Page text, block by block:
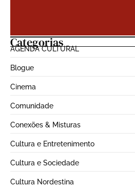
Categorias
AGENDA CULTURAL
Blogue
Cinema
Comunidade
Conexões & Misturas
Cultura e Entretenimento
Cultura e Sociedade
Cultura Nordestina